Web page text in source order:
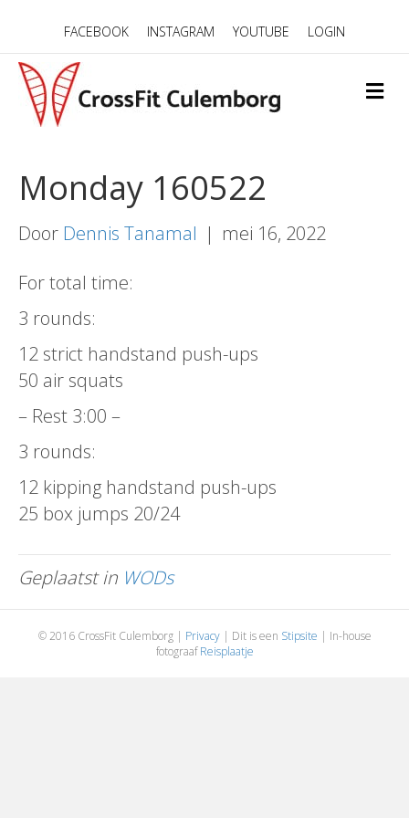
FACEBOOK INSTAGRAM YOUTUBE LOGIN
M
E
Monday 160522
Door Dennis Tanamal | mei 16, 2022
For total time:
3 rounds:
12 strict handstand push-ups
50 air squats
– Rest 3:00 –
3 rounds:
12 kipping handstand push-ups
25 box jumps 20/24
Geplaatst in WODs
© 2016 CrossFit Culemborg | Privacy| Dit is een Stipsite | In-house
fotograafReisplaatje